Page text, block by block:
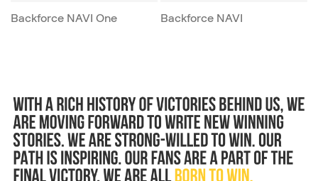
Backforce NAVI One Backforce NAVI